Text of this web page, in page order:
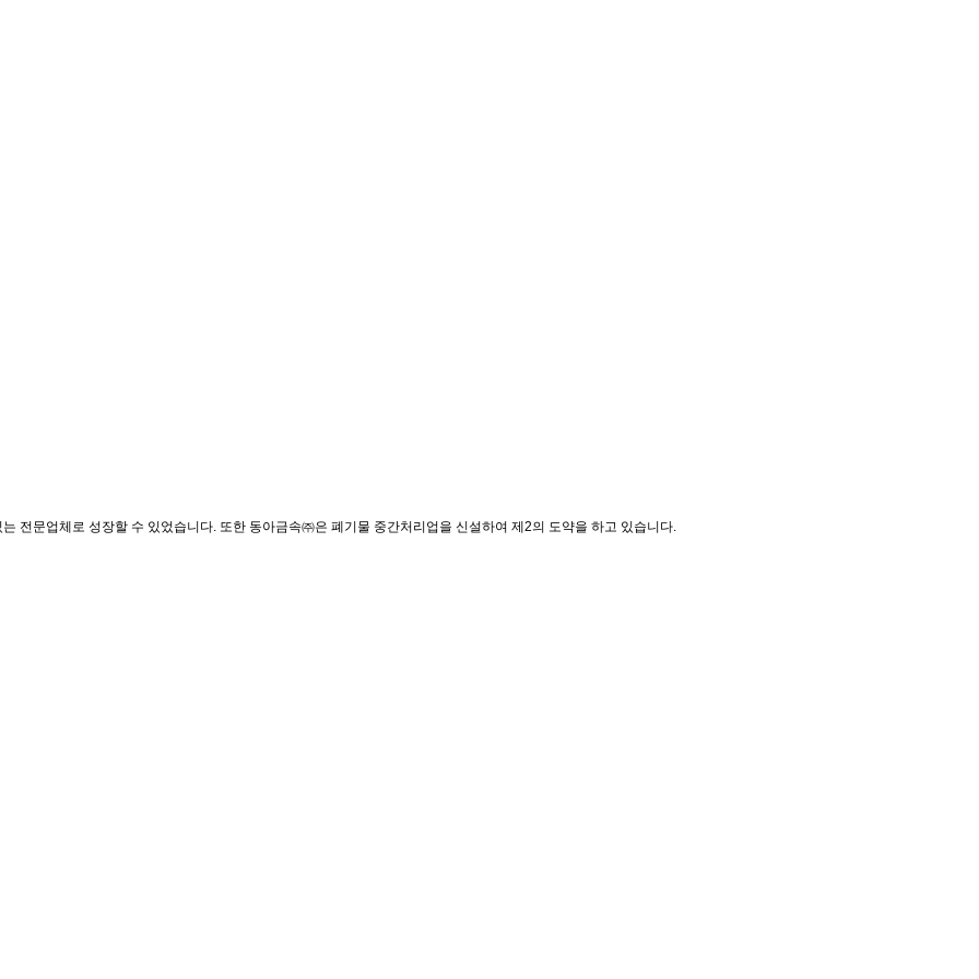
전문업체로 성장할 수 있었습니다. 또한 동아금속㈜은 폐기물 중간처리업을 신설하여 제2의 도약을 하고 있습니다.